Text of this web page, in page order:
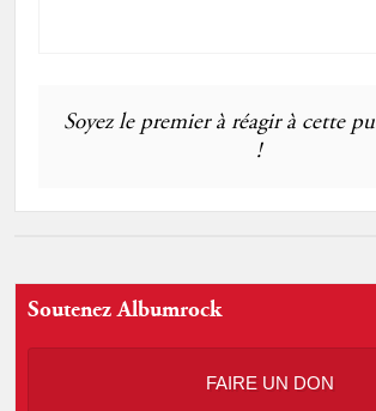
Soyez le premier à réagir à cette
!
Soutenez Albumrock
FAIRE UN DON